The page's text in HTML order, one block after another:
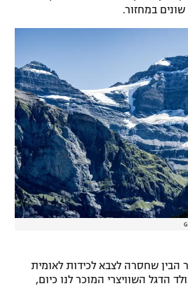
הבין שחסרה לצבא לכידות לאומית
הדגל השוויצרי המוכר לנו כיום,